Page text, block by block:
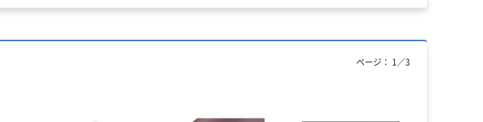
ページ： 1 ／3